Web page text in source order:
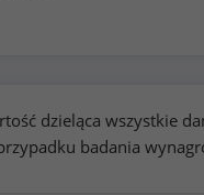
dzieląca wszystkie
badania